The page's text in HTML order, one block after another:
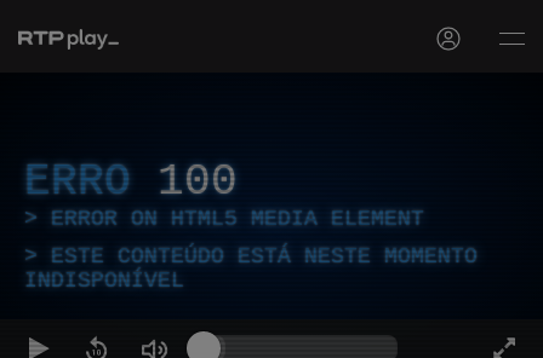
ERRO 100
ERROR ON HTML5 MEDIA ELEMENT
ESTE CONTEÚDO ESTÁ NESTE MOMENTO
INDISPONÍVEL